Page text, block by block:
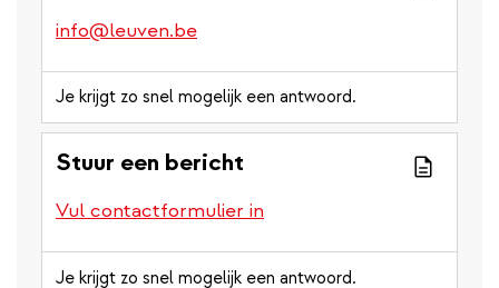
info@leuven.be
Je krijgt zo snel mogelijk een antwoord.
Stuur een bericht
Vul contactformulier in
Je krijgt zo snel mogelijk een antwoord.